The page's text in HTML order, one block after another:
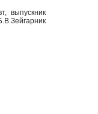
выпускник